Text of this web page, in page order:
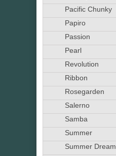
Pacific Chunky
Papiro
Passion
Pearl
Revolution
Ribbon
Rosegarden
Salerno
Samba
Summer
Summer Dream